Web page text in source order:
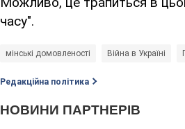
часу".
мінські домовленості Війна в Україні
Редакційна політика